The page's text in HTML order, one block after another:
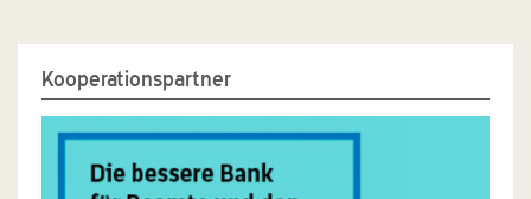
Kooperationspartner